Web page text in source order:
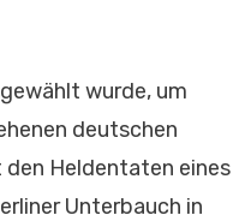
wurde, um
deutschen
den Heldentaten eines
Unterbauch in